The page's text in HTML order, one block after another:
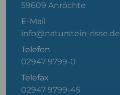
59609 Anröchte
E-Mail
info@naturstein-risse.de
Telefon
02947 9799-0
Telefax
02947 9799-45